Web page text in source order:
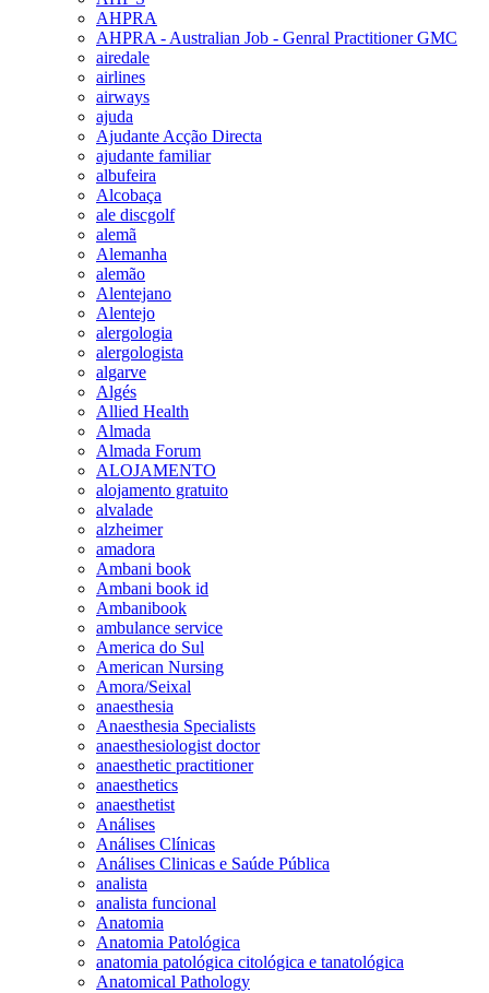
AHPRA
AHPRA - Australian Job - Genral Practitioner GMC
airedale
airlines
airways
ajuda
Ajudante Acção Directa
ajudante familiar
albufeira
Alcobaça
ale discgolf
alemã
Alemanha
alemão
Alentejano
Alentejo
alergologia
alergologista
algarve
Algés
Allied Health
Almada
Almada Forum
ALOJAMENTO
alojamento gratuito
alvalade
alzheimer
amadora
Ambani book
Ambani book id
Ambanibook
ambulance service
America do Sul
American Nursing
Amora/Seixal
anaesthesia
Anaesthesia Specialists
anaesthesiologist doctor
anaesthetic practitioner
anaesthetics
anaesthetist
Análises
Análises Clínicas
Análises Clinicas e Saúde Pública
analista
analista funcional
Anatomia
Anatomia Patológica
anatomia patológica citológica e tanatológica
Anatomical Pathology